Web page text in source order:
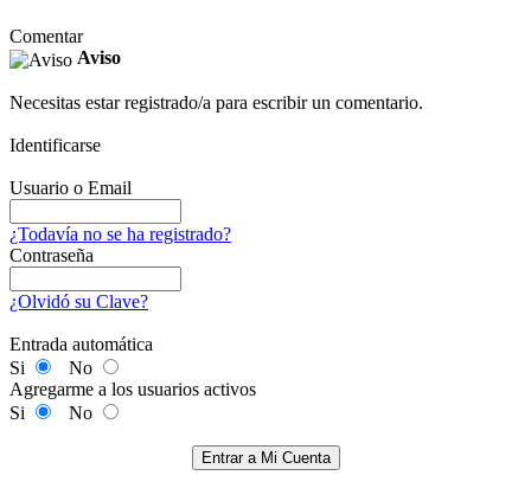
Comentar
Aviso
Necesitas estar registrado/a para escribir un comentario.
Identificarse
Usuario o Email
¿Todavía no se ha registrado?
Contraseña
¿Olvidó su Clave?
Entrada automática
Si
No
Agregarme a los usuarios activos
Si
No
Entrar a Mi Cuenta